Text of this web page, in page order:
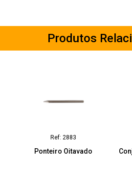
Produtos
Ref: 2883
Ponteiro Oitavado